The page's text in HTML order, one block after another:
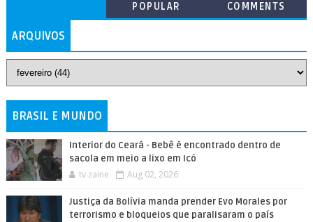
POPULAR COMMENTS
ARQUIVOS
BRASIL E MUNDO
Interior do Ceará - Bebê é encontrado dentro de
sacola em meio a lixo em Icó
tv zaine Aug 02, 2026
Justiça da Bolívia manda prender Evo Morales por
terrorismo e bloqueios que paralisaram o país